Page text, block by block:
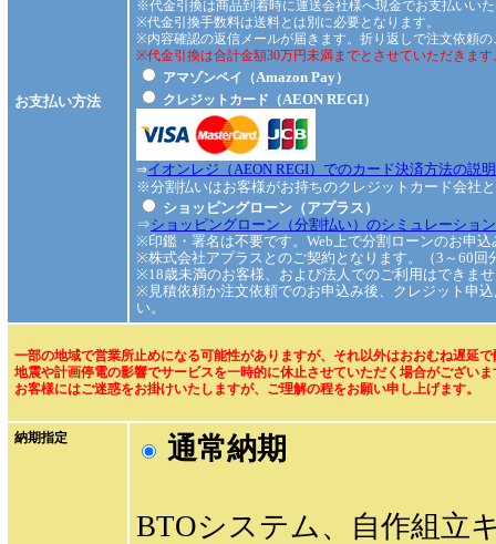
お支払い方法
※代金引換は商品到着時に運送会社様へ現金でお支払いい
※代金引換手数料は送料とは別に必要となります。
※内容確認の返信メールが届きます。折り返しで注文依頼
※代金引換は合計金額30万円未満までとさせていただきます
アマゾンペイ（Amazon Pay）
クレジットカード（AEON REGI）
⇒イオンレジ（AEON REGI）でのカード決済方法の説明
※分割払いはお客様がお持ちのクレジットカード会社
ショッピングローン（アプラス）
⇒ショッピングローン（分割払い）のシミュレーショ
※印鑑・署名は不要です。Web上で分割ローンのお申
※株式会社アプラスとのご契約となります。（3～60
※18歳未満のお客様、および法人でのご利用はできま
※見積依頼か注文依頼でのお申込み後、クレジット申
い。
一部の地域で営業所止めになる可能性がありますが、それ以外はおおむね遅延
地震や計画停電の影響でサービスを一時的に休止させていただく場合がございま
お客様にはご迷惑をお掛けいたしますが、ご理解の程をお願い申し上げます。
納期指定 通常納期
BTOシステム、自作組立